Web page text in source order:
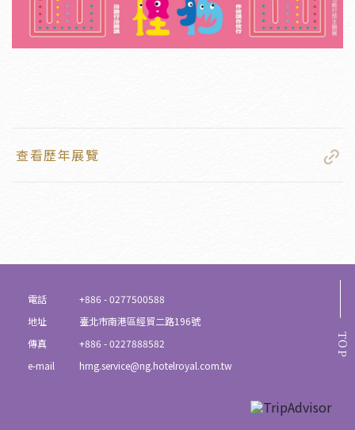
查看歷年展覽
TOP
電話
+886 - 0277500588
地址
臺北市南港區經貿二路196號
傳真
+886 - 0227888582
e-mail
hrng.service@ng.hotelroyal.com.tw